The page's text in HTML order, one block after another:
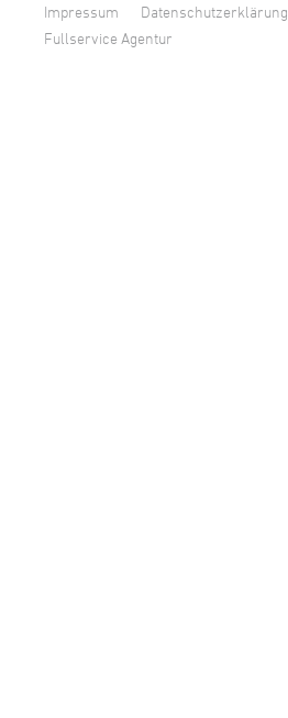
Impressum
Datenschutzerklärung
Fullservice Agentur